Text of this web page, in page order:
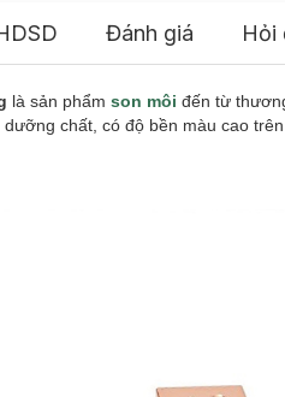
Đánh giá Hỏi
là sản phẩm son môi đến từ
chất, có độ bền màu cao